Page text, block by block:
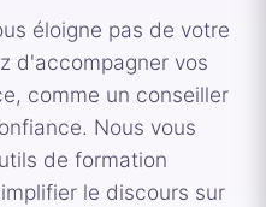
éloigne pas de votre
d'accompagner vos
comme un conseiller
Nous vous
de formation
le discours sur